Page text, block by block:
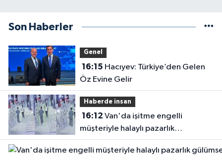
Son Haberler
Genel
16:15
Öz Evine Gelir
Haberde insan
16:12
müşteriyle halaylı pazarlık
gülümsetti